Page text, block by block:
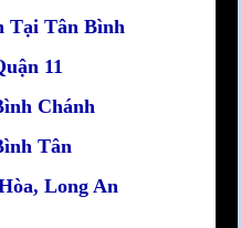
Tại Tân Bình
11
Chánh
Tân
Long An